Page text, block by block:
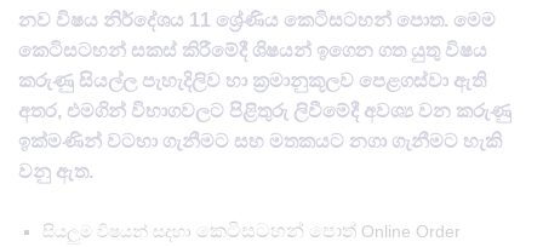
නව විෂය නිර්දේශය 11 ශ්‍රේණිය කෙටිසටහන් පොත. මෙම
කෙටිසටහන් සකස් කිරීමේදී ශිෂ​‍‍යන් ඉගෙන ගත යුතු විෂය
කරුණු සියල්ල පැහැදිලිව හා ක්‍රමානුකූලව පෙළගස්වා ඇති
අතර, එමගින් විභාගවලට පිළිතුරු ලිවීමේදී අවශ්‍ය වන කරුණු
ඉක්මණින් වටහා ගැනීමට සහ මතකයට නගා ගැනීමට හැකි
වනු ඇත​.
සියලුම විෂයන් සදහා කෙටිසටහන් පොත් Online Order